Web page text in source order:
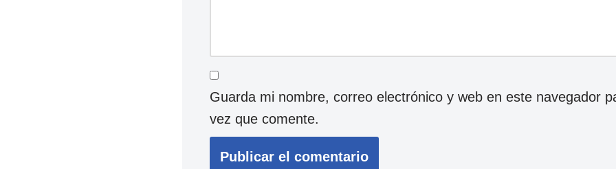
Guarda mi nombre, correo electrónico y web en este navegador
vez que comente.